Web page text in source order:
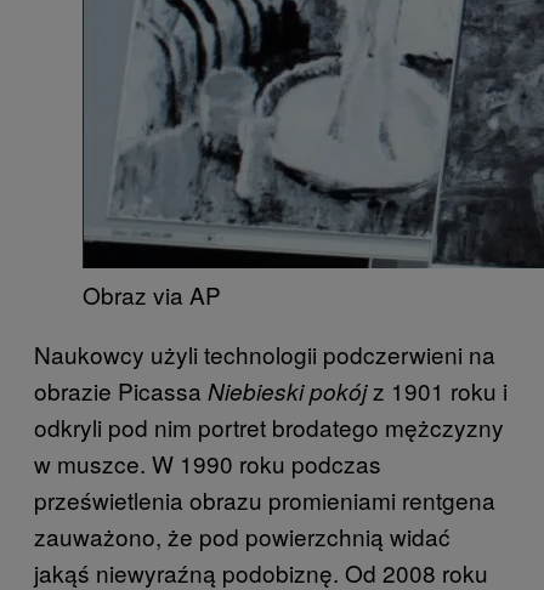
Obraz via AP
Naukowcy użyli technologii podczerwieni na
obrazie Picassa Niebieski pokójz 1901 roku i
odkryli pod nim portret brodatego mężczyzny
w muszce. W 1990 roku podczas
prześwietlenia obrazu promieniami rentgena
zauważono, że pod powierzchnią widać
jakąś niewyraźną podobiznę. Od 2008 roku